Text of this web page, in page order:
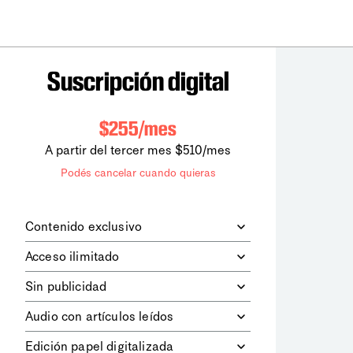
Suscripción digital
$255/mes
A partir del tercer mes $510/mes
Podés cancelar cuando quieras
Contenido exclusivo
digitales dela diaria
los contenidos de Le Monde
diplomatique.
Acceso ilimitado
contenidos.
Sin publicidad
publicitarios.
Audio con artículos leídos
Edición papel digitalizada